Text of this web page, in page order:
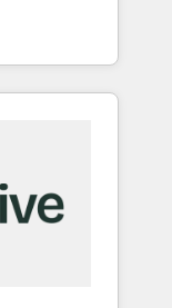
hosting, &
You'
lead
and-outs